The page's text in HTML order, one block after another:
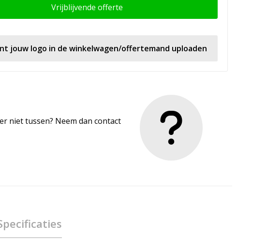
Vrijblijvende offerte
jouw logo in de winkelwagen/offertemand uploaden
niet tussen? Neem dan contact